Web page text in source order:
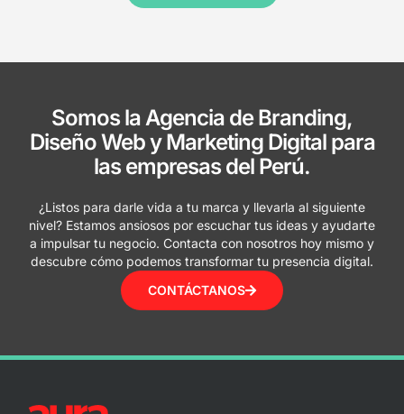
Somos la Agencia de Branding,
Diseño Web y Marketing Digital para
las empresas del Perú.
¿Listos para darle vida a tu marca y llevarla al siguiente
nivel? Estamos ansiosos por escuchar tus ideas y ayudarte
a impulsar tu negocio. Contacta con nosotros hoy mismo y
descubre cómo podemos transformar tu presencia digital.
CONTÁCTANOS